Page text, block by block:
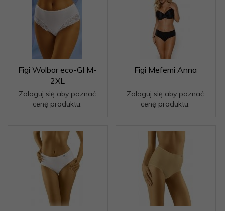
Figi Wolbar eco-GI M-
2XL
Zaloguj się aby poznać
cenę produktu.
Figi Mefemi Anna
Zaloguj się aby poznać
cenę produktu.